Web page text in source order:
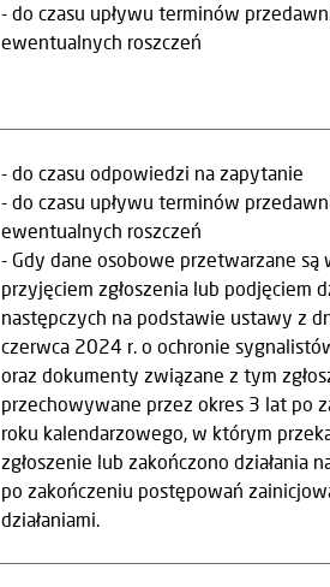
- do czasu upływu terminów
ewentualnych roszczeń
- do czasu odpowiedzi na zapytanie
- do czasu upływu terminów
ewentualnych roszczeń
- Gdy dane osobowe przetwarzane są
przyjęciem zgłoszenia lub podjęciem
następczych na podstawie ustawy z
czerwca 2024 r. o ochronie
oraz dokumenty związane z tym
przechowywane przez okres 3 lat po
roku kalendarzowego, w którym
zgłoszenie lub zakończono działania
po zakończeniu postępowań
działaniami.